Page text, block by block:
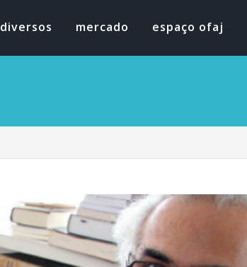
diversos mercado espaço ofaj